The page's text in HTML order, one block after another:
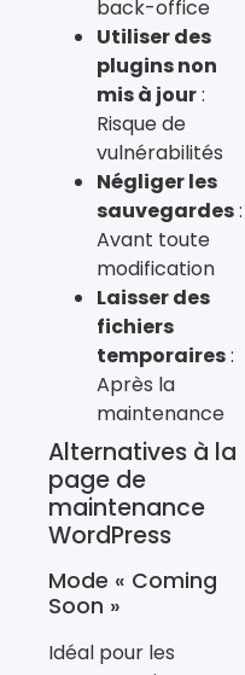
back-office
Utiliser des
plugins non
mis à jour:
Risque de
vulnérabilités
Négliger les
sauvegardes:
Avant toute
modification
Laisser des
fichiers
temporaires:
Après la
maintenance
Alternatives à la
page de
maintenance
WordPress
Mode « Coming
Soon »
Idéal pour les